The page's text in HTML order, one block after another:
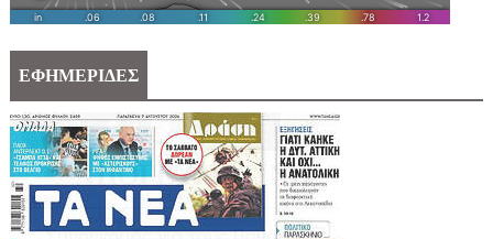
ΕΦΗΜΕΡΙΔΕΣ